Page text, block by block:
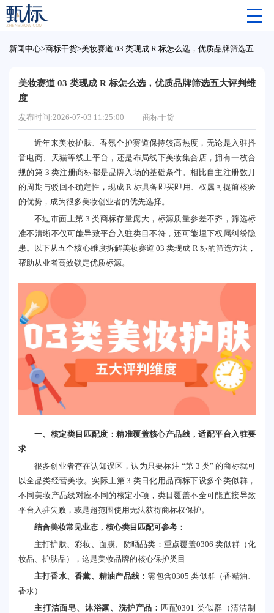
新闻中心>商标干货> 美妆赛道 03 类现成 R 标怎么选，优质品牌筛选五大评判维度
美妆赛道 03 类现成 R 标怎么选，优质品牌筛选五大评判维
度
发布时间:2026-07-03 11:25:00 商标干货
近年来美妆护肤、香氛个护赛道保持较高热度，无论是入驻抖
音电商、天猫等线上平台，还是布局线下美妆集合店，拥有一枚合
规的第 3 类注册商标都是品牌入场的基础条件。相比自主注册数月
的周期与驳回不确定性，现成 R 标具备即买即用、权属可提前核验
的优势，成为很多美妆创业者的优先选择。
不过市面上第 3 类商标存量庞大，标源质量参差不齐，筛选标
准不清晰不仅可能导致平台入驻类目不符，还可能埋下权属纠纷隐
患。以下从五个核心维度拆解美妆赛道 03 类现成 R 标的筛选方法，
帮助从业者高效锁定优质标源。
一、核定类目匹配度：精准覆盖核心产品线，适配平台入驻要
求
很多创业者存在认知误区，认为只要标注 “第 3 类” 的商标就可
以全品类经营美妆。实际上第 3 类日化用品商标下设多个类似群，
不同美妆产品线对应不同的核定小项，类目覆盖不全可能直接导致
平台入驻失败，或是超范围使用无法获得商标权保护。
结合美妆常见业态，核心类目匹配可参考：
主打护肤、彩妆、面膜、防晒品类：重点覆盖0306 类似群（化
妆品、护肤品），这是美妆品牌的核心保护类目
主打香水、香薰、精油产品线： 需包含0305 类似群（香精油、
香水）
主打洁面皂、沐浴露、洗护产品： 匹配0301 类似群（清洁制